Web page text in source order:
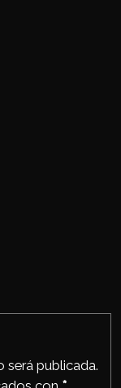
será publicada.